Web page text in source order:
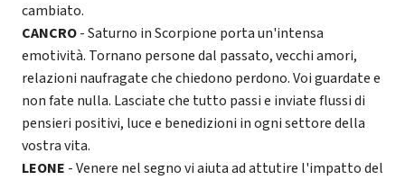
cambiato.
CANCRO- Saturno in Scorpione porta un'intensa
emotività. Tornano persone dal passato, vecchi amori,
relazioni naufragate che chiedono perdono. Voi guardate e
non fate nulla. Lasciate che tutto passi e inviate flussi di
pensieri positivi, luce e benedizioni in ogni settore della
vostra vita.
LEONE - Venere nel segno vi aiuta ad attutire l'impatto del